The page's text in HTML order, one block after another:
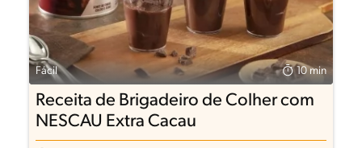
Fácil 10 min
Receita de Brigadeiro de Colher com
NESCAU Extra Cacau